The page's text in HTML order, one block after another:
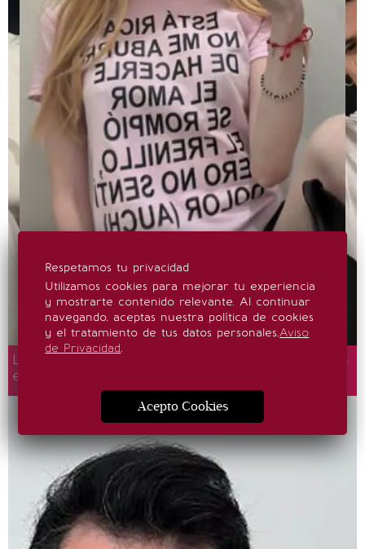
Loreto Peralta, Luis Gerardo Méndez y más en
el concierto de Ca7riel & Paco Amoroso
Respetamos tu privacidad
Utilizamos cookies para mejorar tu experiencia
y mostrarte contenido relevante. Al continuar
navegando, aceptas nuestra política de cookies
y el tratamiento de tus datos personales.Aviso
de Privacidad.
Acepto Cookies